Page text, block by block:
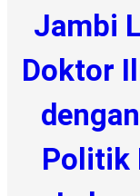
Jambi
Doktor
Politik